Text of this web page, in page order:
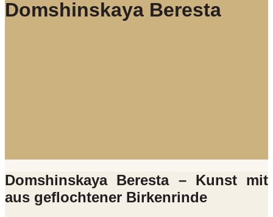
Domshinskaya Beresta
Domshinskaya Beresta – Kunst mit
aus geflochtener Birkenrinde